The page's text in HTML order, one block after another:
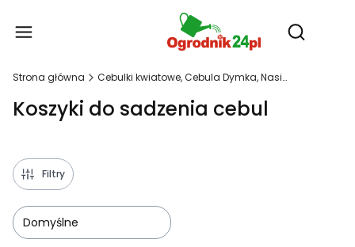
Otwórz
Strona główna Cebulki kwiatowe, Cebula Dymka, Nasiona
Koszyki do sadzenia cebul
Filtry
Domyślne